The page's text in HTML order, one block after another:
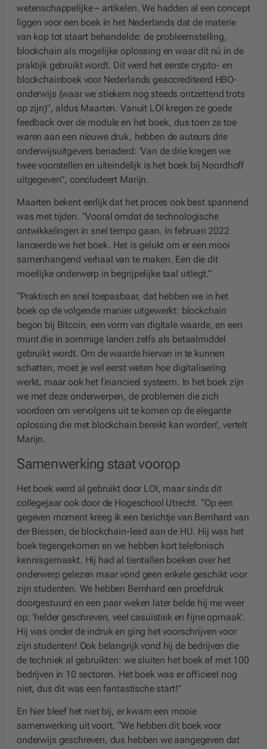
wetenschappelijke – artikelen. We hadden al een concept
liggen voor een boek in het Nederlands dat de materie
van kop tot staart behandelde: de probleemstelling,
blockchain als mogelijke oplossing en waar dit nú in de
praktijk gebruikt wordt. Dit werd het eerste crypto- en
blockchainboek voor Nederlands geaccrediteerd HBO-
onderwijs (waar we stiekem nog steeds ontzettend trots
op zijn)”, aldus Maarten. Vanuit LOI kregen ze goede
feedback over de module en het boek, dus toen ze toe
waren aan een nieuwe druk, hebben de auteurs drie
onderwijsuitgevers benaderd: ‘Van de drie kregen we
twee voorstellen en uiteindelijk is het boek bij Noordhoff
uitgegeven”, concludeert Marijn.
Maarten bekent eerlijk dat het proces ook best spannend
was met tijden. “Vooral omdat de technologische
ontwikkelingen in snel tempo gaan. In februari 2022
lanceerde we het boek. Het is gelukt om er een mooi
samenhangend verhaal van te maken. Een die dit
moeilijke onderwerp in begrijpelijke taal uitlegt.”
“Praktisch en snel toepasbaar, dat hebben we in het
boek op de volgende manier uitgewerkt: blockchain
begon bij Bitcoin, een vorm van digitale waarde, en een
munt die in sommige landen zelfs als betaalmiddel
gebruikt wordt. Om de waarde hiervan in te kunnen
schatten, moet je wel eerst weten hoe digitalisering
werkt, maar ook het financieel systeem. In het boek zijn
we met deze onderwerpen, de problemen die zich
voordoen om vervolgens uit te komen op de elegante
oplossing die met blockchain bereikt kan worden’, vertelt
Marijn.
Samenwerking staat voorop
Het boek werd al gebruikt door LOI, maar sinds dit
collegejaar ook door de Hogeschool Utrecht. “Op een
gegeven moment kreeg ik een berichtje van Bernhard van
der Biessen, de blockchain-lead aan de HU. Hij was het
boek tegengekomen en we hebben kort telefonisch
kennisgemaakt. Hij had al tientallen boeken over het
onderwerp gelezen maar vond geen enkele geschikt voor
zijn studenten. We hebben Bernhard een proefdruk
doorgestuurd en een paar weken later belde hij me weer
op: ‘helder geschreven, veel casuïstiek en fijne opmaak’.
Hij was onder de indruk en ging het voorschrijven voor
zijn studenten! Ook belangrijk vond hij de bedrijven die
de techniek al gebruikten: we sluiten het boek af met 100
bedrijven in 10 sectoren. Het boek was er officieel nog
niet, dus dit was een fantastische start!”
En hier bleef het niet bij, er kwam een mooie
samenwerking uit voort. “We hebben dit boek voor
onderwijs geschreven, dus hebben we aangegeven dat